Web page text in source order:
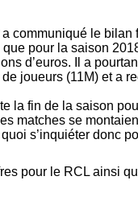
communiqué le bilan
pour la saison
d’euros. Il a
joueurs (11M) et a
la fin de la saison
matches se
s’inquiéter donc
pour le RCL ainsi